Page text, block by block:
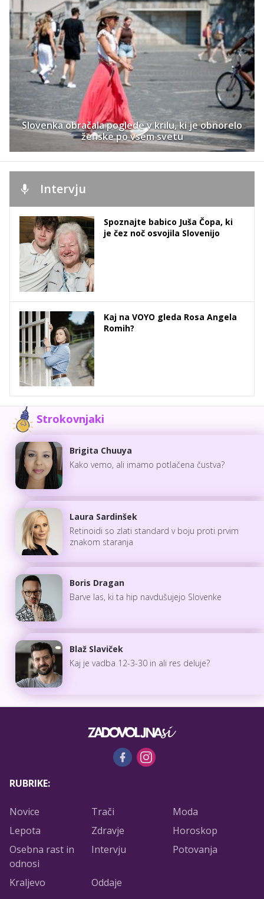
Slovenka obračala poglede v krilu, ki je obnorelo
ženske po vsem svetu
Intervju
Spoznajte babico Juša Čopa, ki
je čez noč osvojila Slovenijo
Kaj na VOYO gleda Rosa Angela
Romih?
Strokovnjaki
Brigita Chuuya
Kako vemo, ali imamo potlačena čustva?
Laura Sardinšek
Retinoidi so zlati standard v boju proti prvim
znakom staranja
Boris Dragan
Barve las, ki ta hip navdušujejo Slovenke
Blaž Slaviček
Kaj je vadba 12-3-30 in ali res deluje?
RUBRIKE:
Novice Trači
Moda
Lepota
Zdravje
Horoskop
Osebna rast in
odnosi
Intervju Potovanja
Kraljevo Oddaje